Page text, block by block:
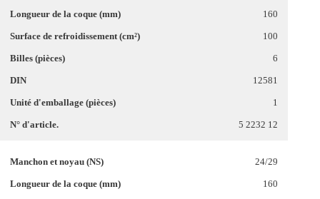
160
100
6
12581
1
5 2232 12
24/29
160